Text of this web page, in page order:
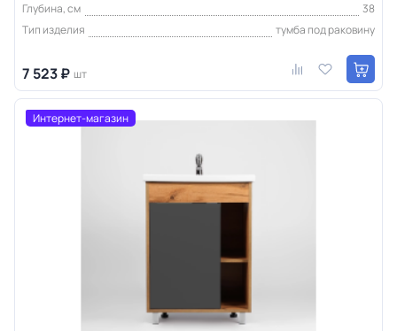
Глубина, см
38
Тип изделия
тумба под раковину
7 523 ₽ шт
Интернет-магазин